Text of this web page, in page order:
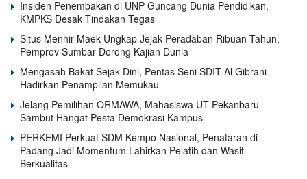
Insiden Penembakan di UNP Guncang Dunia Pendidikan,
KMPKS Desak Tindakan Tegas
Situs Menhir Maek Ungkap Jejak Peradaban Ribuan Tahun,
Pemprov Sumbar Dorong Kajian Dunia
Mengasah Bakat Sejak Dini, Pentas Seni SDIT Al Gibrani
Hadirkan Penampilan Memukau
Jelang Pemilihan ORMAWA, Mahasiswa UT Pekanbaru
Sambut Hangat Pesta Demokrasi Kampus
PERKEMI Perkuat SDM Kempo Nasional, Penataran di
Padang Jadi Momentum Lahirkan Pelatih dan Wasit
Berkualitas